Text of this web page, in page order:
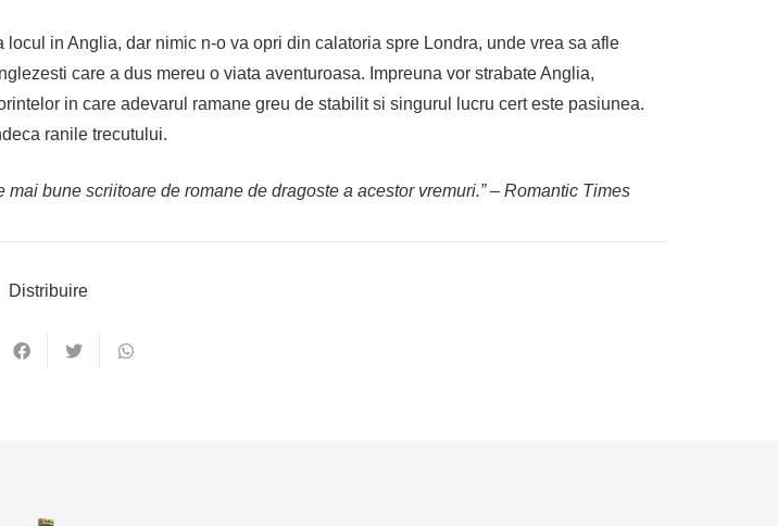
in Anglia, dar nimic n-o va opri din calatoria spre Londra, unde vrea sa afle
care a dus mereu o viata aventuroasa. Impreuna vor strabate Anglia,
in care adevarul ramane greu de stabilit si singurul lucru cert este pasiunea.
ranile trecutului.
bune scriitoare de romane de dragoste a acestor vremuri.” – Romantic Times
Distribuire